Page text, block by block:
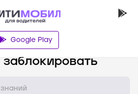
Google Play